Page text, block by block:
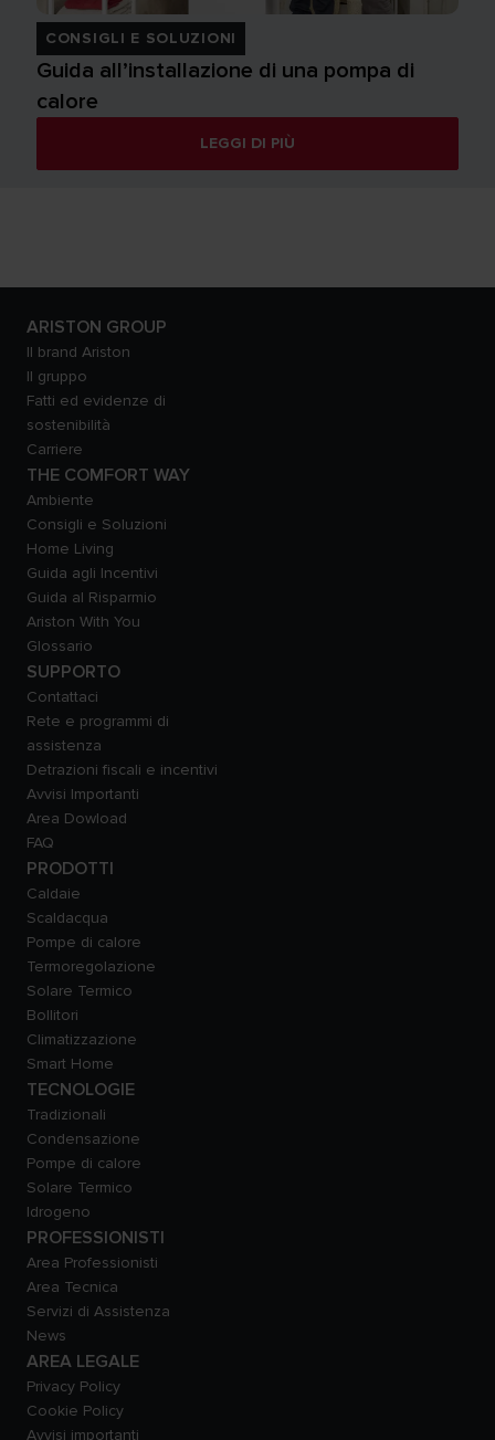
CONSIGLI E SOLUZIONI
Guida all’installazione di una pompa di
calore
LEGGI DI PIÙ
ARISTON GROUP
Il brand Ariston
Il gruppo
Fatti ed evidenze di
sostenibilità
Carriere
THE COMFORT WAY
Ambiente
Consigli e Soluzioni
Home Living
Guida agli Incentivi
Guida al Risparmio
Ariston With You
Glossario
SUPPORTO
Contattaci
Rete e programmi di
assistenza
Detrazioni fiscali e incentivi
Avvisi Importanti
Area Dowload
FAQ
PRODOTTI
Caldaie
Scaldacqua
Pompe di calore
Termoregolazione
Solare Termico
Bollitori
Climatizzazione
Smart Home
TECNOLOGIE
Tradizionali
Condensazione
Pompe di calore
Solare Termico
Idrogeno
PROFESSIONISTI
Area Professionisti
Area Tecnica
Servizi di Assistenza
News
AREA LEGALE
Privacy Policy
Cookie Policy
Avvisi importanti